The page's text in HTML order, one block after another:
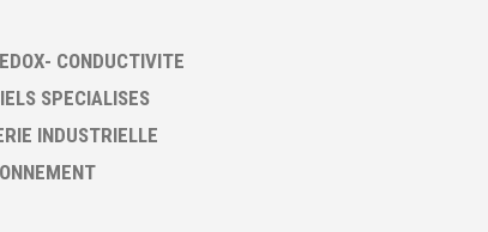
CONDUCTIVITE
SPECIALISES
INDUSTRIELLE